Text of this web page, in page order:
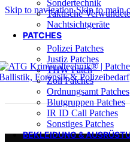
Skip to navigationSkip to main
Sondertechnik
Taktische
Nachtsichtgeräte
PATCHES
Polizei Patches
Justiz Patches
THW Patch
Zoll Patches
Ordnungsamt Patches
Blutgruppen Patches
IR ID Call Patches
Sonstiges Patches
BEKLEIDUNG &